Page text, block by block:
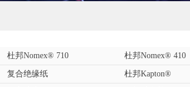
杜邦Nomex® 710 杜邦Nomex® 410
复合绝缘纸 杜邦Kapton®